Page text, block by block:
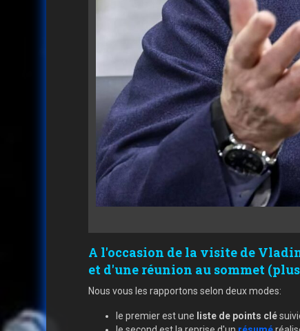
A l'occasion de la visite de
et d'une réunion au sommet
Nous vous les rapportons selon deux modes:
le premier est une liste de points clé